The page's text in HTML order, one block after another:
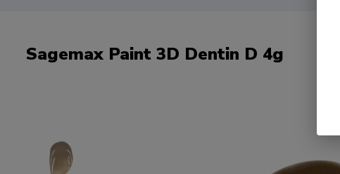
Sagemax Paint 3D Dentin D 4g